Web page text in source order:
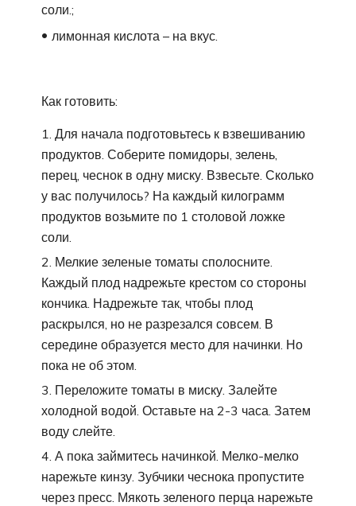
соли.;
лимонная кислота – на вкус.
Как готовить:
Для начала подготовьтесь к взвешиванию
продуктов. Соберите помидоры, зелень,
перец, чеснок в одну миску. Взвесьте. Сколько
у вас получилось? На каждый килограмм
продуктов возьмите по 1 столовой ложке
соли.
Мелкие зеленые томаты сполосните.
Каждый плод надрежьте крестом со стороны
кончика. Надрежьте так, чтобы плод
раскрылся, но не разрезался совсем. В
середине образуется место для начинки. Но
пока не об этом.
Переложите томаты в миску. Залейте
холодной водой. Оставьте на 2-3 часа. Затем
воду слейте.
А пока займитесь начинкой. Мелко-мелко
нарежьте кинзу. Зубчики чеснока пропустите
через пресс. Мякоть зеленого перца нарежьте